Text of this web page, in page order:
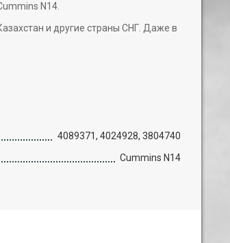
N14.
и другие страны СНГ. Даже в
4089371, 4024928, 3804740
Cummins N14